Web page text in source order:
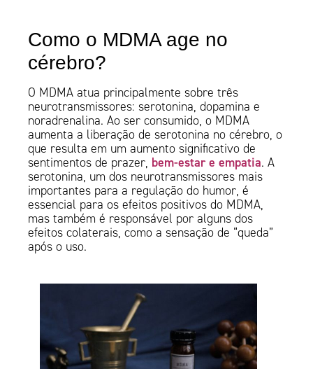
Como o MDMA age no
cérebro?
O MDMA atua principalmente sobre três
neurotransmissores: serotonina, dopamina e
noradrenalina. Ao ser consumido, o MDMA
aumenta a liberação de serotonina no cérebro, o
que resulta em um aumento significativo de
sentimentos de prazer, bem-estar e empatia. A
serotonina, um dos neurotransmissores mais
importantes para a regulação do humor, é
essencial para os efeitos positivos do MDMA,
mas também é responsável por alguns dos
efeitos colaterais, como a sensação de “queda”
após o uso.